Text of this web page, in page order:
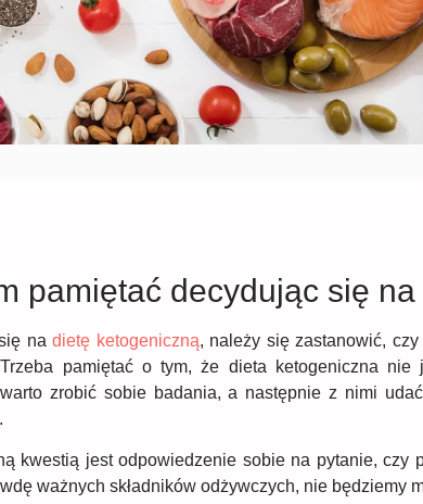
pamiętać decydując się
nadietę ketogeniczną, należy się zastanowić,
pamiętać o tym, że dieta ketogeniczna
zrobić sobie badania, a następnie z nimi
kwestią jest odpowiedzenie sobie na pytanie, czy
ważnych składników odżywczych, nie będziemy